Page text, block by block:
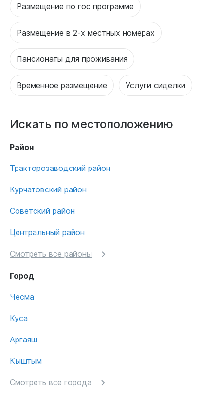
Размещение по гос программе
Размещение в 2-х местных номерах
Пансионаты для проживания
Временное размещение Услуги сиделки
Искать по местоположению
Район
Тракторозаводский район
Курчатовский район
Советский район
Центральный район
Смотреть все районы
Город
Чесма
Куса
Аргаяш
Кыштым
Смотреть все города